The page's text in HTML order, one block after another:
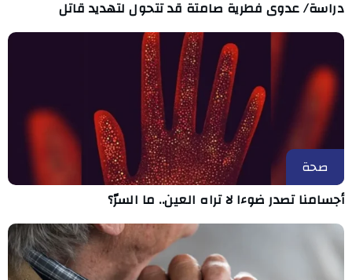
دراسة/ عدوى فطرية صامتة قد تتحول لتهديد قاتل
صحة
أجسامنا تصدر ضوءا لا تراه العين.. ما السرّ؟